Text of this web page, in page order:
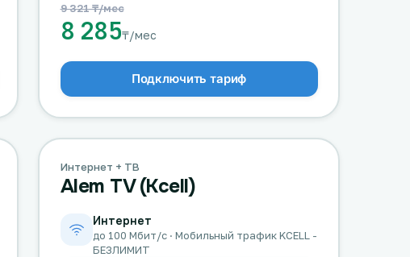
9 321 ₸/мес
8 285₸/мес
Подключить тариф
Интернет + ТВ
Alem TV (Kcell)
Интернет
до 100 Мбит/с · Мобильный трафик KCELL -
БЕЗЛИМИТ